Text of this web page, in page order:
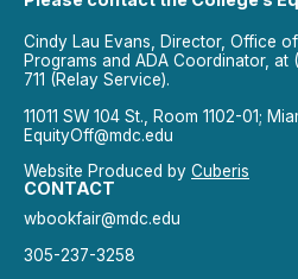
Cindy Lau Evans, Director, Office
Programs and ADA Coordinator,
711 (Relay Service).
11011 SW 104 St., Room 1102-01;
EquityOff@mdc.edu
Website Produced by Cuberis
CONTACT
wbookfair@mdc.edu
305-237-3258